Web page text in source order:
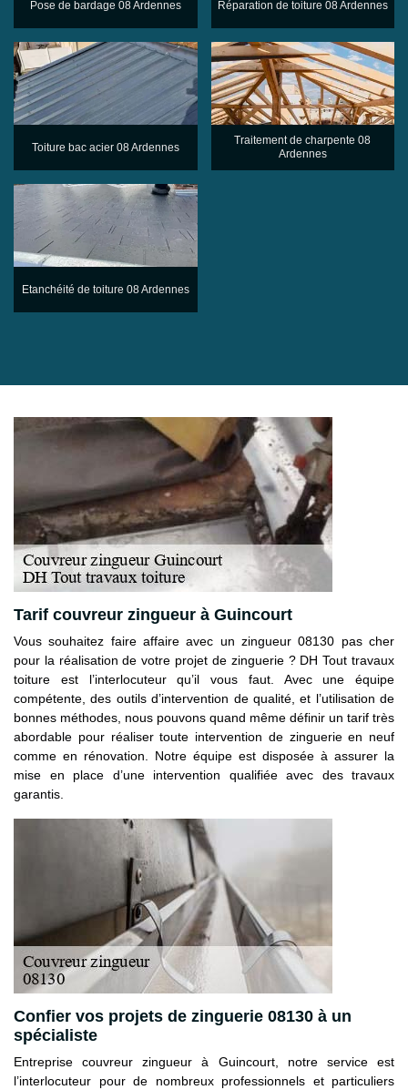
Pose de bardage 08 Ardennes Réparation de toiture 08 Ardennes
Toiture bac acier 08 Ardennes
Traitement de charpente 08
Ardennes
Etanchéité de toiture 08 Ardennes
Tarif couvreur zingueur à Guincourt
Vous souhaitez faire affaire avec un zingueur 08130 pas cher
pour la réalisation de votre projet de zinguerie ? DH Tout travaux
toiture est l’interlocuteur qu’il vous faut. Avec une équipe
compétente, des outils d’intervention de qualité, et l’utilisation de
bonnes méthodes, nous pouvons quand même définir un tarif très
abordable pour réaliser toute intervention de zinguerie en neuf
comme en rénovation. Notre équipe est disposée à assurer la
mise en place d’une intervention qualifiée avec des travaux
garantis.
Confier vos projets de zinguerie 08130 à un
spécialiste
Entreprise couvreur zingueur à Guincourt, notre service est
l’interlocuteur pour de nombreux professionnels et particuliers